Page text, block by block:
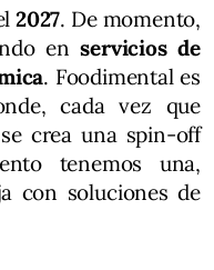
2027. De momento,
en servicios de
. Foodimental es
cada vez que
crea una spin-off
tenemos una,
con soluciones de